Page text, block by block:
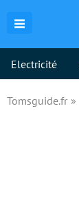
Electricité
Tomsguide.fr